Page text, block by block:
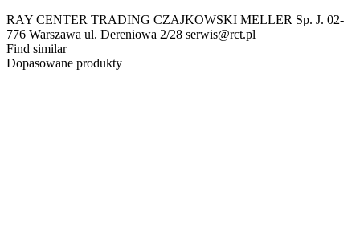
RAY CENTER TRADING CZAJKOWSKI MELLER Sp. J. 02-
776 Warszawa ul. Dereniowa 2/28 serwis@rct.pl
Find similar
Dopasowane produkty